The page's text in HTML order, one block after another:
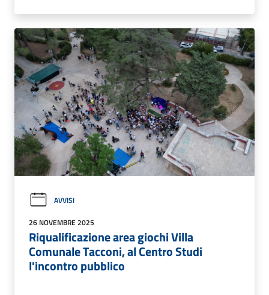
AVVISI
26 NOVEMBRE 2025
Riqualificazione area giochi Villa
Comunale Tacconi, al Centro Studi
l'incontro pubblico